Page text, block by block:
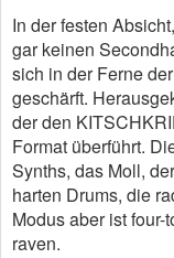
In der festen
gar keinen
sich in der Ferne
geschärft.
der den
Format überführt.
Synths, das Moll,
harten Drums, die
Modus aber ist
raven.